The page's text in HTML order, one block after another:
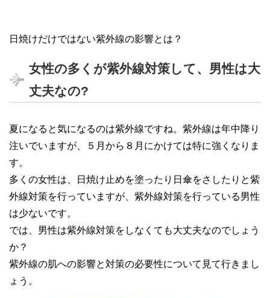
日焼けだけではない紫外線の影響とは？
女性の多くが紫外線対策して、男性は大
丈夫なの?
夏になると気になるのは紫外線ですね。紫外線は年中降り
注いでいますが、５月から８月にかけては特に強くなりま
す。
多くの女性は、日焼け止めを塗ったり日傘をさしたりと紫
外線対策を行っていますが、紫外線対策を行っている男性
は少ないです。
では、男性は紫外線対策をしなくても大丈夫なのでしょう
か？
紫外線の肌への影響と対策の必要性について見て行きまし
ょう。